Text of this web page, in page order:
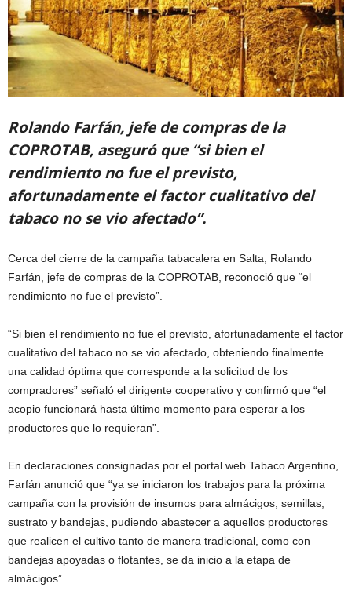
Rolando Farfán, jefe de compras de la
COPROTAB, aseguró que “si bien el
rendimiento no fue el previsto,
afortunadamente el factor cualitativo del
tabaco no se vio afectado”.
Cerca del cierre de la campaña tabacalera en Salta, Rolando
Farfán, jefe de compras de la COPROTAB, reconoció que “el
rendimiento no fue el previsto”.
“Si bien el rendimiento no fue el previsto, afortunadamente el factor
cualitativo del tabaco no se vio afectado, obteniendo finalmente
una calidad óptima que corresponde a la solicitud de los
compradores” señaló el dirigente cooperativo y confirmó que “el
acopio funcionará hasta último momento para esperar a los
productores que lo requieran”.
En declaraciones consignadas por el portal web Tabaco Argentino,
Farfán anunció que “ya se iniciaron los trabajos para la próxima
campaña con la provisión de insumos para almácigos, semillas,
sustrato y bandejas, pudiendo abastecer a aquellos productores
que realicen el cultivo tanto de manera tradicional, como con
bandejas apoyadas o flotantes, se da inicio a la etapa de
almácigos”.